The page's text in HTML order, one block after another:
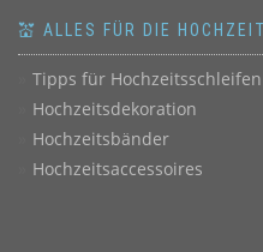
💒 ALLES FÜR DIE HOCHZEIT
Tipps für Hochzeitsschleifen
Hochzeitsdekoration
Hochzeitsbänder
Hochzeitsaccessoires